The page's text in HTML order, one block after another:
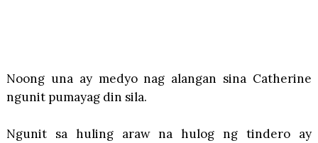
Noong una ay medyo nag alangan sina Catherine
ngunit pumayag din sila.
Ngunit sa huling araw na hulog ng tindero ay